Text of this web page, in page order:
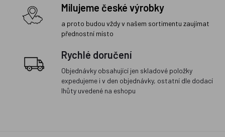
Milujeme české výrobky
a proto budou vždy v našem sortimentu zaujímat
přednostní místo
Rychlé doručení
Objednávky obsahující jen skladové položky
expedujeme i v den objednávky, ostatní dle dodací
lhůty uvedené na eshopu